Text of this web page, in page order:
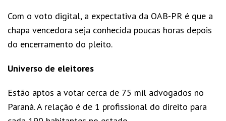
Com o voto digital, a expectativa da OAB-PR é que a
chapa vencedora seja conhecida poucas horas depois
do encerramento do pleito.
Universo de eleitores
Estão aptos a votar cerca de 75 mil advogados no
Paraná. A relação é de 1 profissional do direito para